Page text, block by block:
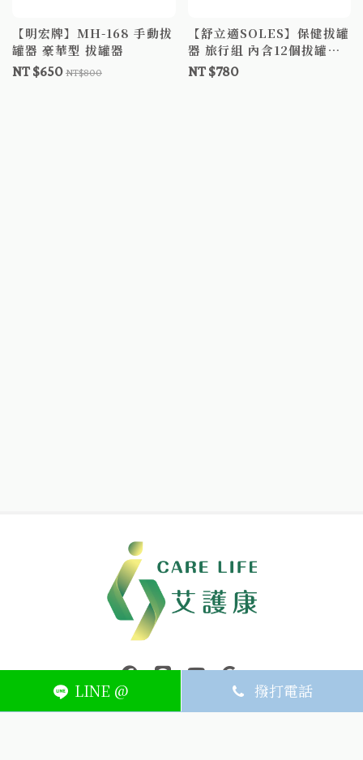
【明宏牌】MH-168 手動拔
罐器 豪華型 拔罐器
NT $650 NT$800
【舒立適SOLES】保健拔罐
器 旅行組 內含12個拔罐杯
手動拔罐器 攜帶式拔罐器
NT $780
LINE @ 撥打電話
中壢醫療器材｜醫療器材補助｜出院醫療器材｜平鎮醫療器材｜艾
連結到facebook(另開視窗)
連結到Line(另開視窗)
連結到Youtube(另開視窗)
ABOUT